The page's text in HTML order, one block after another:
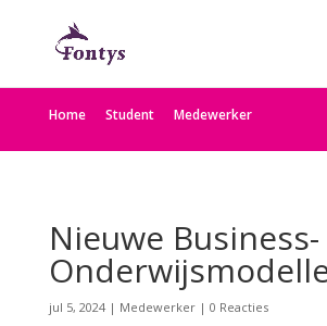
Home Student Medewerker
Nieuwe
jul 5, 2024| Medewerker| 0 Reacties